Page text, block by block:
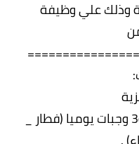
إقامة وإعاشة كاملة ( سكن و3 وجبات يوميا (فطار _